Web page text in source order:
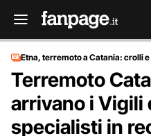
Etna, terremoto a Catania: crolli
Terremoto
arrivano i Vigili
specialisti in